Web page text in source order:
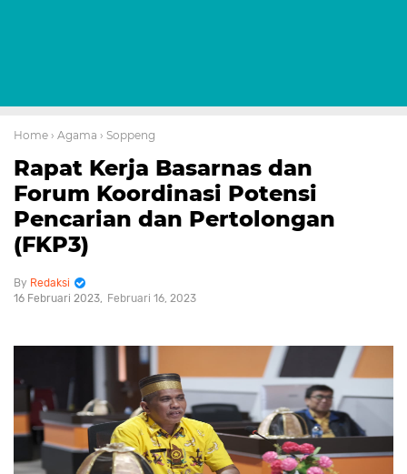
Home › Agama › Soppeng
Rapat Kerja Basarnas dan
Forum Koordinasi Potensi
Pencarian dan Pertolongan
(FKP3)
Redaksi
16 Februari 2023
Februari 16, 2023